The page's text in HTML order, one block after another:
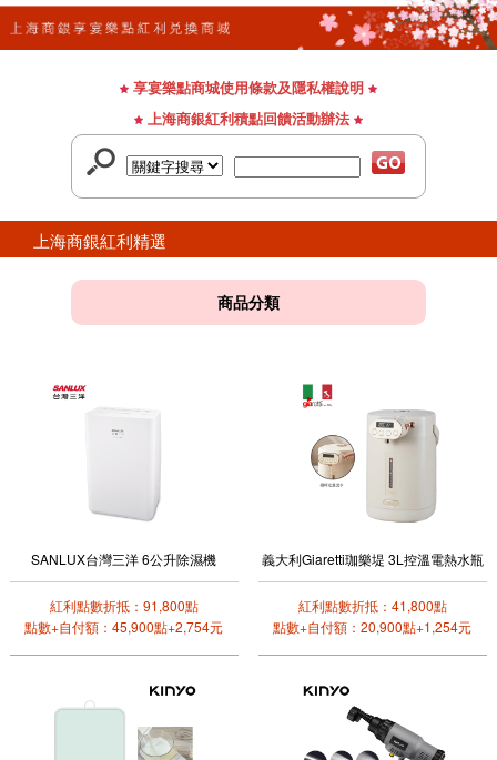
享宴樂點商城使用條款及隱私權說明
上海商銀紅利積點回饋活動辦法
上海商銀紅利精選
商品分類
SANLUX台灣三洋 6公升除濕機
紅利點數折抵：91,800點
點數+自付額：45,900點+2,754元
義大利Giaretti珈樂堤 3L控溫電熱水瓶
紅利點數折抵：41,800點
點數+自付額：20,900點+1,254元